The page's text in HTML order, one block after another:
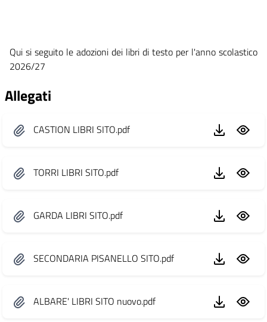
Qui si seguito le adozioni dei libri di testo per l'anno scolastico
2026/27
Allegati
CASTION LIBRI SITO.pdf
TORRI LIBRI SITO.pdf
GARDA LIBRI SITO.pdf
SECONDARIA PISANELLO SITO.pdf
ALBARE' LIBRI SITO nuovo.pdf